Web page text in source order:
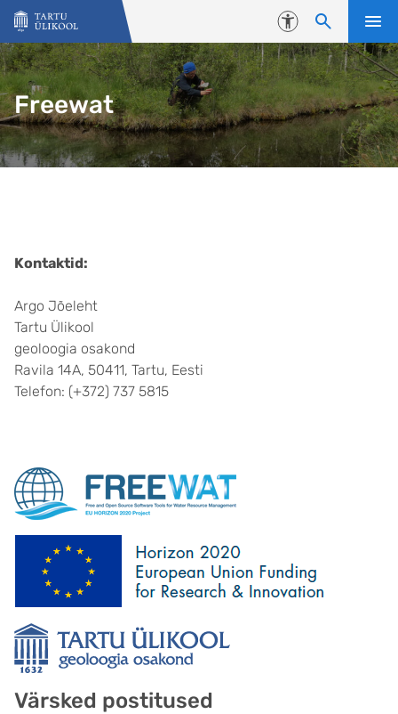
Liigu edasi põhisisu juurde
Juurdepääsetavus
Freewat
Kontaktid:
Argo Jõeleht
Tartu Ülikool
geoloogia osakond
Ravila 14A, 50411, Tartu, Eesti
Telefon: (+372) 737 5815
Värsked postitused